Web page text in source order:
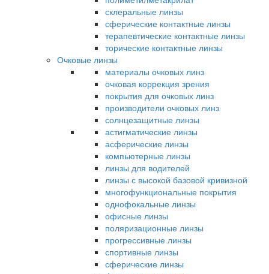
склеральные линзы
сферические контактные линзы
терапевтические контактные линзы
торические контактные линзы
Очковые линзы
материалы очковых линз
очковая коррекция зрения
покрытия для очковых линз
производители очковых линз
солнцезащитные линзы
астигматические линзы
асферические линзы
компьютерные линзы
линзы для водителей
линзы с высокой базовой кривизной
многофункциональные покрытия
однофокальные линзы
офисные линзы
поляризационные линзы
прогрессивные линзы
спортивные линзы
сферические линзы